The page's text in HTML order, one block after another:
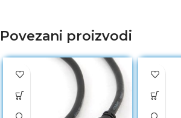
Povezani proizvodi